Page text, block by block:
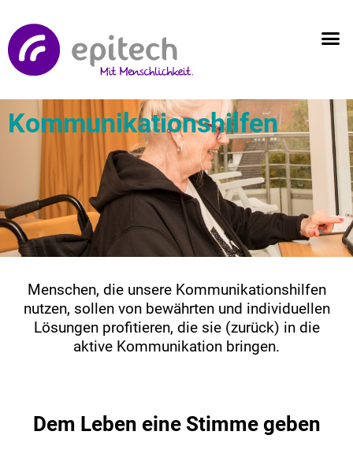
Kommunikationshilfen
Menschen, die unsere Kommunikationshilfen
nutzen, sollen von bewährten und individuellen
Lösungen profitieren, die sie (zurück) in die
aktive Kommunikation bringen.
Dem Leben eine Stimme geben